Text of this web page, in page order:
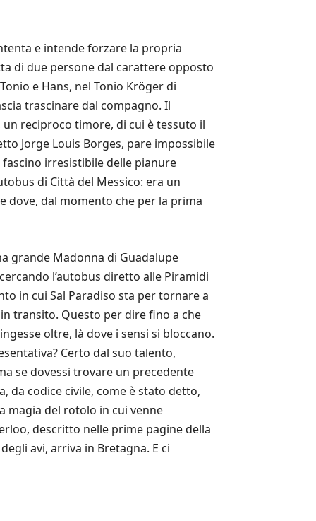
e intende forzare la propria
di due persone dal carattere opposto
e Hans, nel Tonio Kröger di
trascinare dal compagno. Il
reciproco timore, di cui è tessuto il
Jorge Louis Borges, pare impossibile
irresistibile delle pianure
di Città del Messico: era un
dove, dal momento che per la prima
grande Madonna di Guadalupe
l’autobus diretto alle Piramidi
in cui Sal Paradiso sta per tornare a
transito. Questo per dire fino a che
oltre, là dove i sensi si bloccano.
Certo dal suo talento,
se dovessi trovare un precedente
codice civile, come è stato detto,
magia del rotolo in cui venne
descritto nelle prime pagine della
avi, arriva in Bretagna. E ci